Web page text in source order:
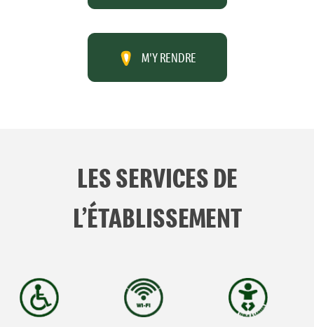
M'Y RENDRE
LES SERVICES DE
L’ÉTABLISSEMENT